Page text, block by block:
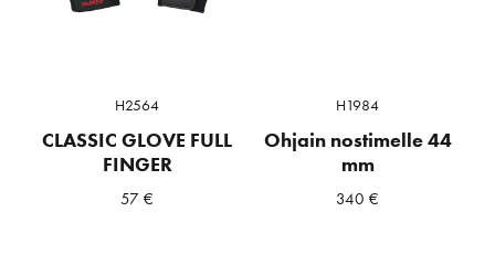
H2564
CLASSIC GLOVE FULL
FINGER
57€
H1984
Ohjain nostimelle 44
mm
340€